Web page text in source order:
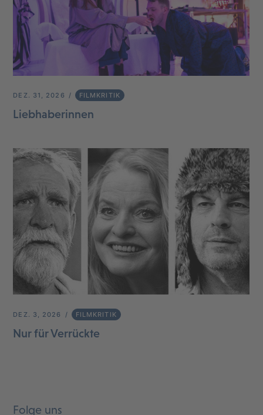
DEZ. 31, 2026 FILMKRITIK
Liebhaberinnen
DEZ. 3, 2026 FILMKRITIK
Nur für Verrückte
Folge uns